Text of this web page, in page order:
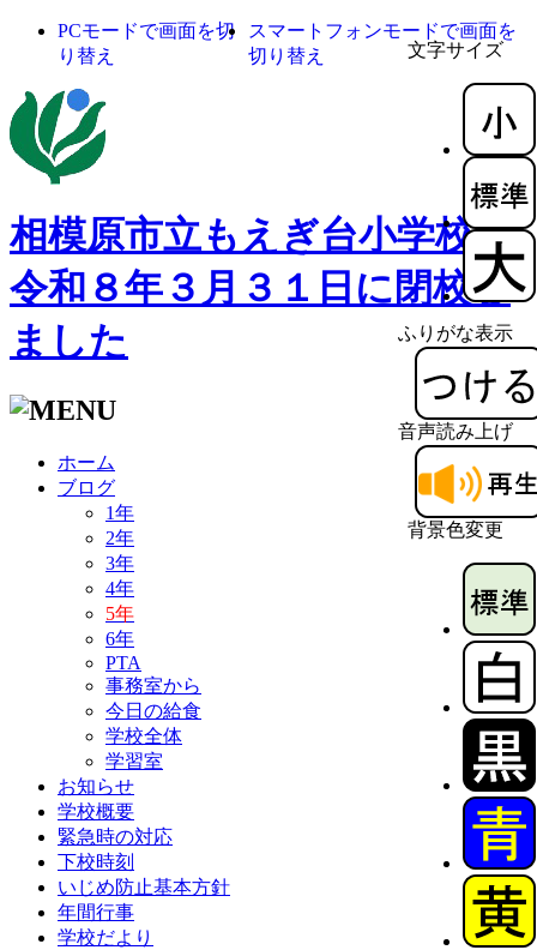
文字サイズ
ふりがな表示
音声読み上げ
背景色変更
PCモードで画面を切
り替え
スマートフォンモードで画面を
切り替え
相模原市立もえぎ台小学校
令和８年３月３１日に閉校し
ました
ホーム
ブログ
1年
2年
3年
4年
5年
6年
PTA
事務室から
今日の給食
学校全体
学習室
お知らせ
学校概要
緊急時の対応
下校時刻
いじめ防止基本方針
年間行事
学校だより